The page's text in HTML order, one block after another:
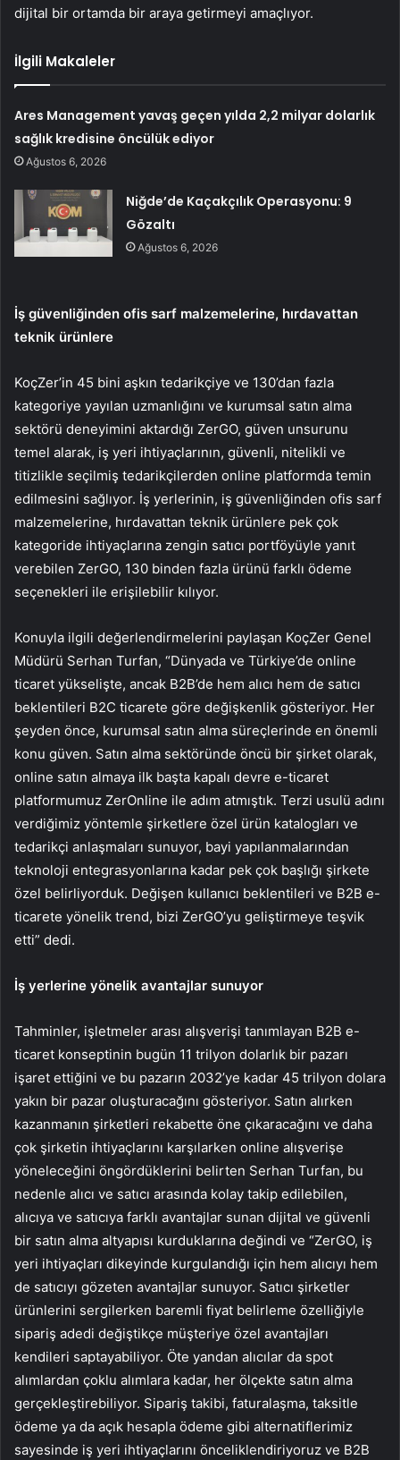
dijital bir ortamda bir araya getirmeyi amaçlıyor.
İlgili Makaleler
Ares Management yavaş geçen yılda 2,2 milyar dolarlık
sağlık kredisine öncülük ediyor
Ağustos 6, 2026
Niğde’de Kaçakçılık Operasyonu: 9
Gözaltı
Ağustos 6, 2026
İş güvenliğinden ofis sarf malzemelerine, hırdavattan
teknik ürünlere
KoçZer’in 45 bini aşkın tedarikçiye ve 130’dan fazla
kategoriye yayılan uzmanlığını ve kurumsal satın alma
sektörü deneyimini aktardığı ZerGO, güven unsurunu
temel alarak, iş yeri ihtiyaçlarının, güvenli, nitelikli ve
titizlikle seçilmiş tedarikçilerden online platformda temin
edilmesini sağlıyor. İş yerlerinin, iş güvenliğinden ofis sarf
malzemelerine, hırdavattan teknik ürünlere pek çok
kategoride ihtiyaçlarına zengin satıcı portföyüyle yanıt
verebilen ZerGO, 130 binden fazla ürünü farklı ödeme
seçenekleri ile erişilebilir kılıyor.
Konuyla ilgili değerlendirmelerini paylaşan KoçZer Genel
Müdürü Serhan Turfan, “Dünyada ve Türkiye’de online
ticaret yükselişte, ancak B2B’de hem alıcı hem de satıcı
beklentileri B2C ticarete göre değişkenlik gösteriyor. Her
şeyden önce, kurumsal satın alma süreçlerinde en önemli
konu güven. Satın alma sektöründe öncü bir şirket olarak,
online satın almaya ilk başta kapalı devre e-ticaret
platformumuz ZerOnline ile adım atmıştık. Terzi usulü adını
verdiğimiz yöntemle şirketlere özel ürün katalogları ve
tedarikçi anlaşmaları sunuyor, bayi yapılanmalarından
teknoloji entegrasyonlarına kadar pek çok başlığı şirkete
özel belirliyorduk. Değişen kullanıcı beklentileri ve B2B e-
ticarete yönelik trend, bizi ZerGO’yu geliştirmeye teşvik
etti” dedi.
İş yerlerine yönelik avantajlar sunuyor
Tahminler, işletmeler arası alışverişi tanımlayan B2B e-
ticaret konseptinin bugün 11 trilyon dolarlık bir pazarı
işaret ettiğini ve bu pazarın 2032’ye kadar 45 trilyon dolara
yakın bir pazar oluşturacağını gösteriyor. Satın alırken
kazanmanın şirketleri rekabette öne çıkaracağını ve daha
çok şirketin ihtiyaçlarını karşılarken online alışverişe
yöneleceğini öngördüklerini belirten Serhan Turfan, bu
nedenle alıcı ve satıcı arasında kolay takip edilebilen,
alıcıya ve satıcıya farklı avantajlar sunan dijital ve güvenli
bir satın alma altyapısı kurduklarına değindi ve “ZerGO, iş
yeri ihtiyaçları dikeyinde kurgulandığı için hem alıcıyı hem
de satıcıyı gözeten avantajlar sunuyor. Satıcı şirketler
ürünlerini sergilerken baremli fiyat belirleme özelliğiyle
sipariş adedi değiştikçe müşteriye özel avantajları
kendileri saptayabiliyor. Öte yandan alıcılar da spot
alımlardan çoklu alımlara kadar, her ölçekte satın alma
gerçekleştirebiliyor. Sipariş takibi, faturalaşma, taksitle
ödeme ya da açık hesapla ödeme gibi alternatiflerimiz
sayesinde iş yeri ihtiyaçlarını önceliklendiriyoruz ve B2B